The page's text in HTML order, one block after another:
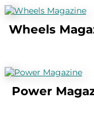
Wheels
Power